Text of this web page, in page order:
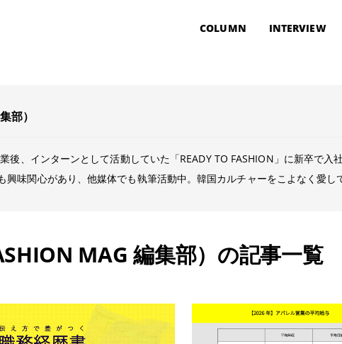
COLUMN INTERVIEW
部）
、インターンとして活動していた「READY TO FASHION」に新卒で入
味関心があり、他媒体でも執筆活動中。韓国カルチャーをこよなく愛し
MAG 編集部）の記事一覧